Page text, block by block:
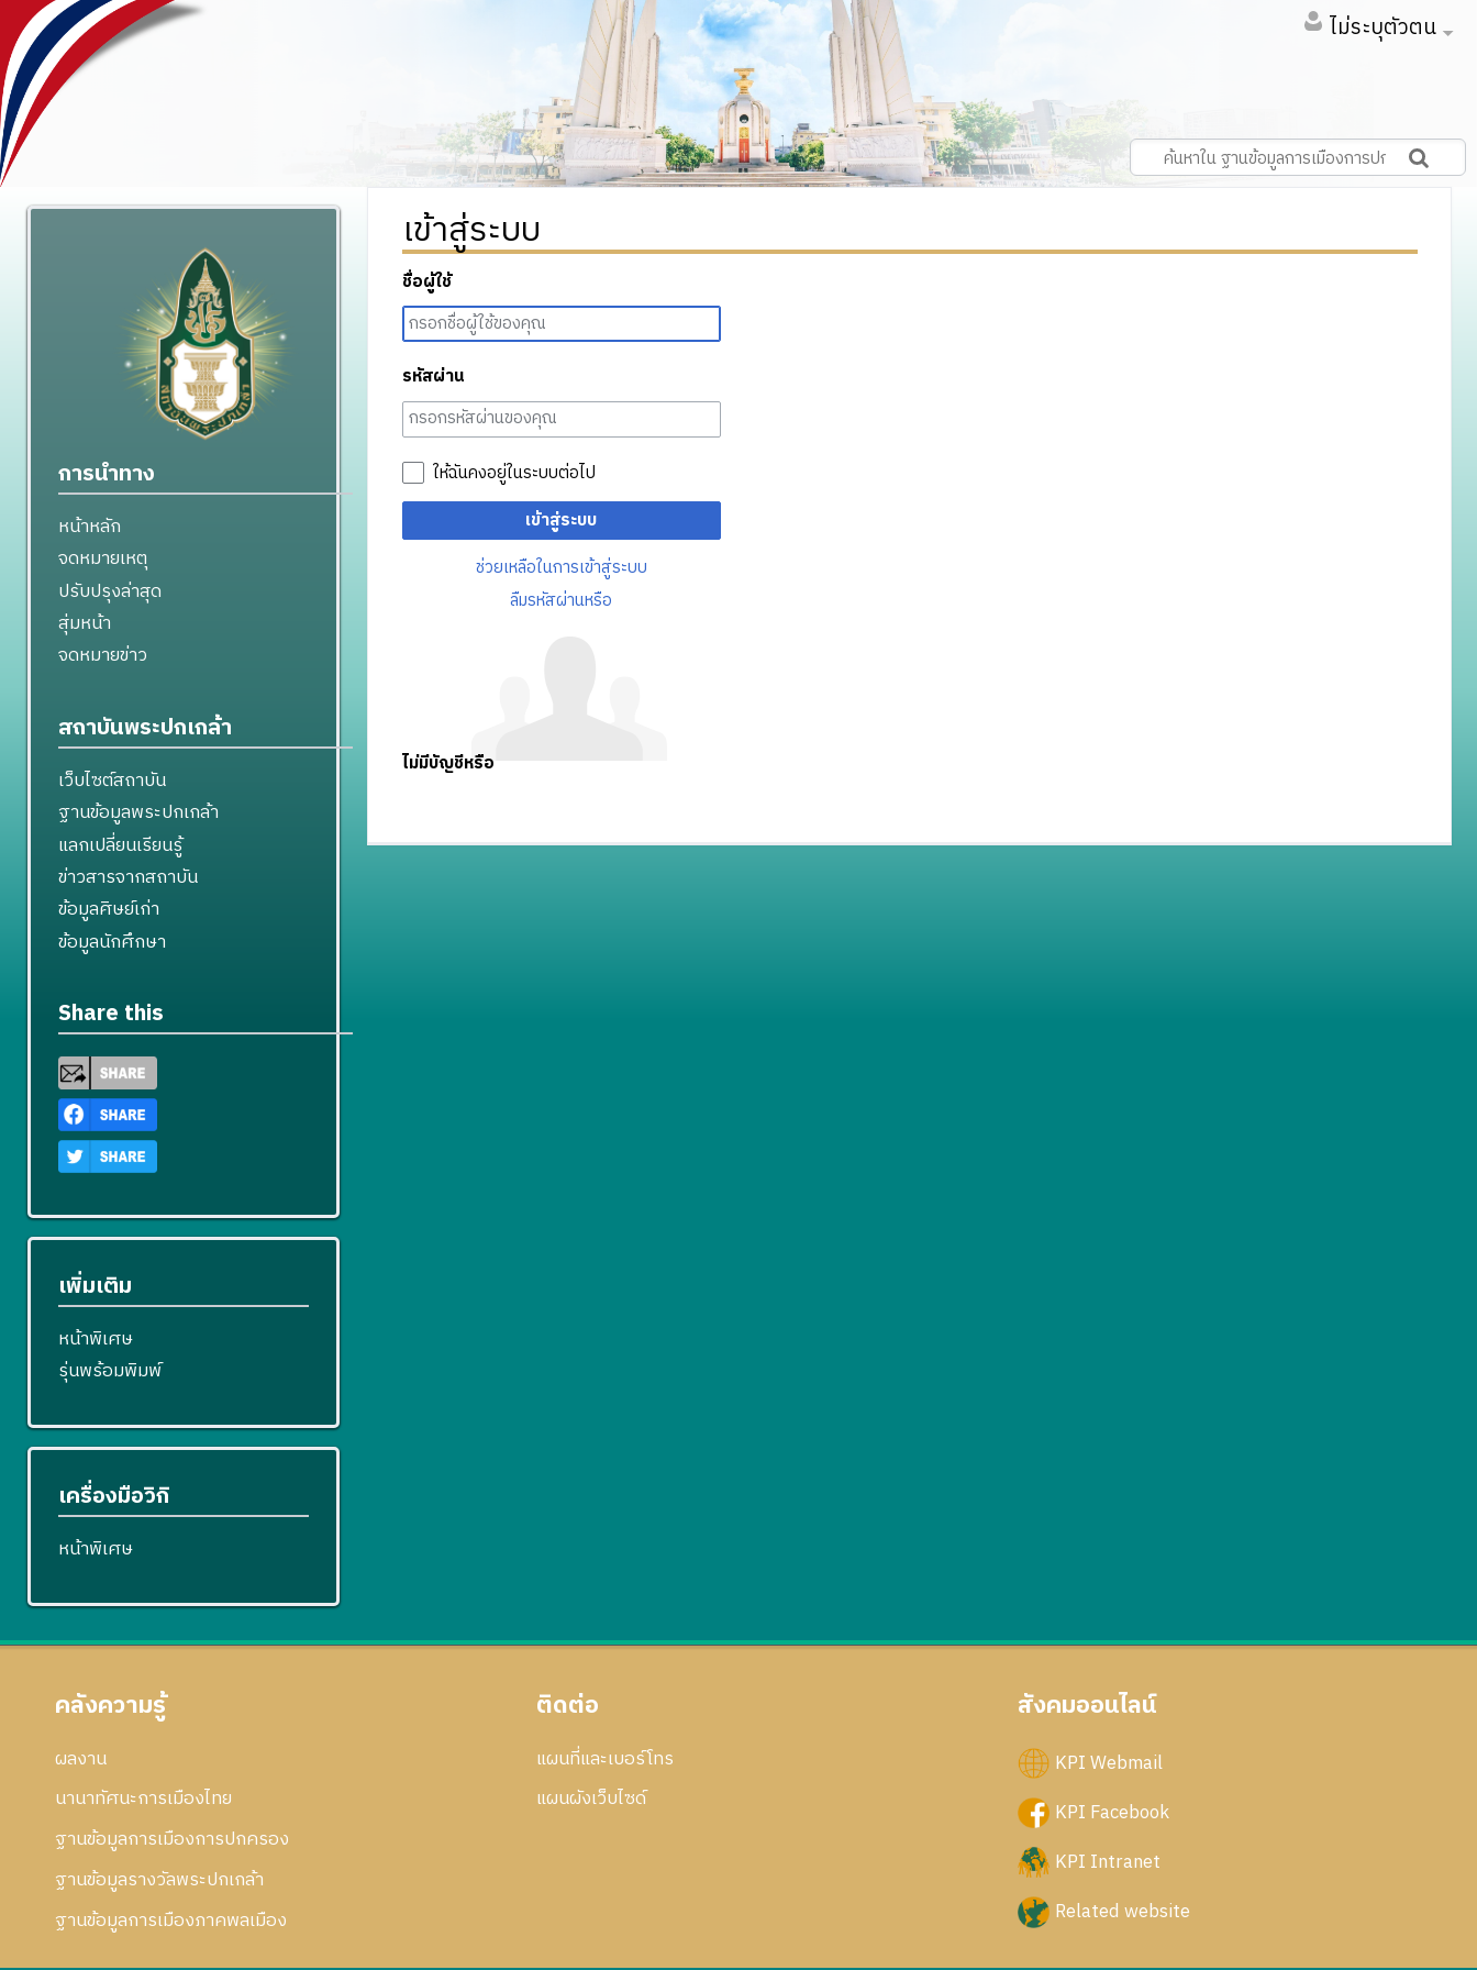
ไม่ระบุตัวตน
เข้าสู่ระบบ
ชื่อผู้ใช้
รหัสผ่าน
ให้ฉันคงอยู่ในระบบต่อไป
เข้าสู่ระบบ
ช่วยเหลือในการเข้าสู่ระบบ
ลืมรหัสผ่านหรือ
ไม่มีบัญชีหรือ
การนำทาง
หน้าหลัก
จดหมายเหตุ
ปรับปรุงล่าสุด
สุ่มหน้า
จดหมายข่าว
สถาบันพระปกเกล้า
เว็บไซต์สถาบัน
ฐานข้อมูลพระปกเกล้า
แลกเปลี่ยนเรียนรู้
ข่าวสารจากสถาบัน
ข้อมูลศิษย์เก่า
ข้อมูลนักศึกษา
Share this
เพิ่มเติม
หน้าพิเศษ
รุ่นพร้อมพิมพ์
เครื่องมือวิกิ
หน้าพิเศษ
คลังความรู้
ผลงาน
นานาทัศนะการเมืองไทย
ฐานข้อมูลการเมืองการปกครอง
ฐานข้อมูลรางวัลพระปกเกล้า
ฐานข้อมูลการเมืองภาคพลเมือง
ติดต่อ
แผนที่และเบอร์โทร
แผนผังเว็บไซด์
สังคมออนไลน์
KPI Webmail
KPI Facebook
KPI Intranet
Related website